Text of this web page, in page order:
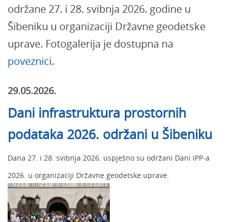
održane 27. i 28. svibnja 2026. godine u
Šibeniku u organizaciji Državne geodetske
uprave. Fotogalerija je dostupna na
poveznici.
29.05.2026.
Dani infrastruktura prostornih
podataka 2026. održani u Šibeniku
Dana 27. i 28. svibnja 2026. uspješno su održani Dani IPP-a
2026. u organizaciji Državne geodetske uprave.